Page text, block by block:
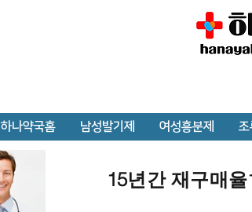
하나약국홈 남성발기제 여성흥분제 조
15년간 재구매